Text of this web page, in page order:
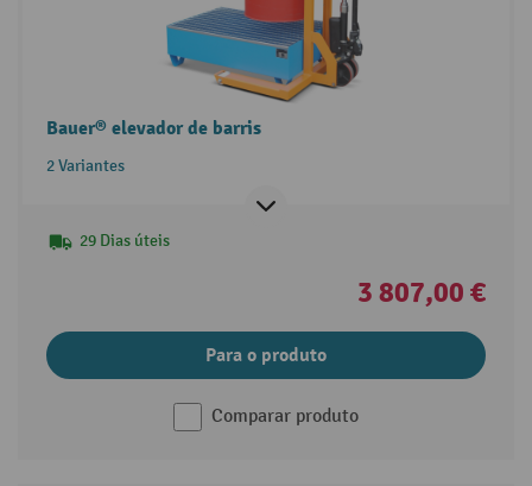
Bauer® elevador de barris
2 Variantes
29 Dias úteis
3 807,00 €
Para o produto
Comparar produto